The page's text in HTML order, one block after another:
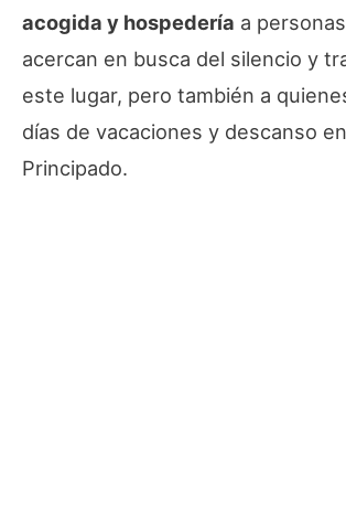
acogida y hospedería a
acercan en busca del silencio y
este lugar, pero también a
días de vacaciones y descanso
Principado.